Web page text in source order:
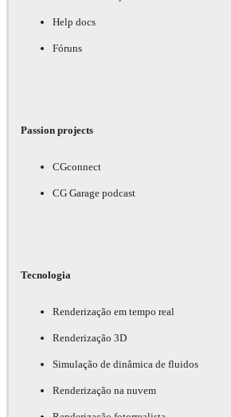
Help docs
Fóruns
Passion projects
CGconnect
CG Garage podcast
Tecnologia
Renderização em tempo real
Renderização 3D
Simulação de dinâmica de fluidos
Renderização na nuvem